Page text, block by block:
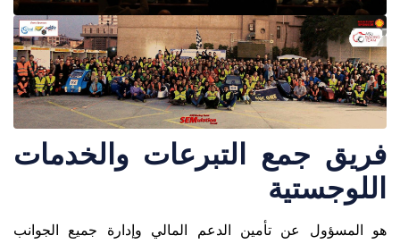
فريق جمع التبرعات والخدمات
اللوجستية
هو المسؤول عن تأمين الدعم المالي وإدارة جميع الجوانب